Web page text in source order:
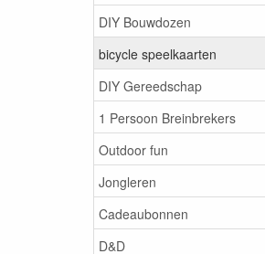
DIY Bouwdozen
bicycle speelkaarten
DIY Gereedschap
1 Persoon Breinbrekers
Outdoor fun
Jongleren
Cadeaubonnen
D&D